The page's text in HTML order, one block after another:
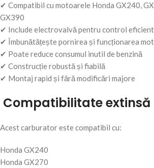
✔ Compatibil cu motoarele Honda GX240,
GX390
✔ Include electrovalvă pentru control
✔ Îmbunătățește pornirea și funcționarea
✔ Poate reduce consumul inutil de benzină
✔ Construcție robustă și fiabilă
✔ Montaj rapid și fără modificări majore
Compatibilitate extinsă
Acest carburator este compatibil cu:
Honda GX240
Honda GX270